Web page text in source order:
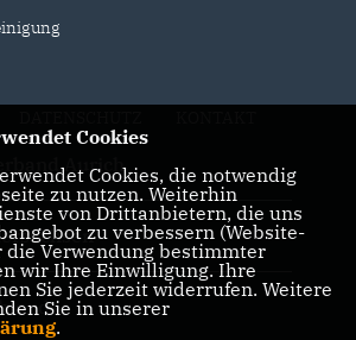
Aurich
Cookies
Cookies, die notwendig
zu nutzen. Weiterhin
von Drittanbietern, die uns
zu verbessern (Website-
die Verwendung bestimmter
wir Ihre Einwilligung. Ihre
Sie jederzeit widerrufen. Weitere
Sie in unserer
.